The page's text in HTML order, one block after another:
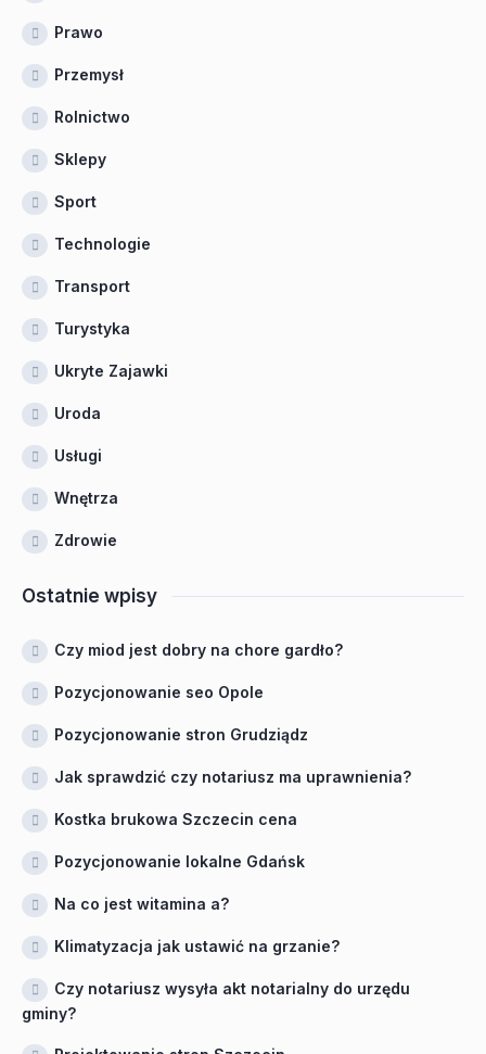
Prawo
Przemysł
Rolnictwo
Sklepy
Sport
Technologie
Transport
Turystyka
Ukryte Zajawki
Uroda
Usługi
Wnętrza
Zdrowie
Ostatnie wpisy
Czy miod jest dobry na chore gardło?
Pozycjonowanie seo Opole
Pozycjonowanie stron Grudziądz
Jak sprawdzić czy notariusz ma uprawnienia?
Kostka brukowa Szczecin cena
Pozycjonowanie lokalne Gdańsk
Na co jest witamina a?
Klimatyzacja jak ustawić na grzanie?
Czy notariusz wysyła akt notarialny do urzędu
gminy?